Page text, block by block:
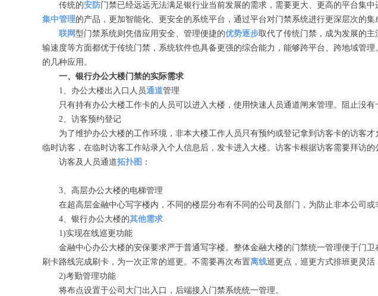
传统的安防门禁已经远远无法满足银行业当前发展的需求，需要更大、更高的平台集
集中管理的产品，更加智能化、更安全的系统平台，通过平台对门禁系统进行更深层次的集
联网型门禁系统则凭借应用安全、管理便捷的优势逐步取代了传统门禁，成为发展的
输速度等方面都优于传统门禁，系统软件也具备更强的综合能力，能够跨平台、跨地域管
的几种应用。
一、银行办公大楼门禁的实际需求
1、办公大楼出入口人员通道管理
只有持有办公大楼工作卡的人员可以进入大楼，使用快速人员通道闸来管理。阻止没有
2、访客预约登记
为了维护办公大楼的工作环境，非本大楼工作人员只有预约或登记拿到访客卡的访客才
临时访客，在临时访客工作站录入个人信息后，发卡进入大楼。访客卡根据访客需要拜访的
访客及人员通道拓扑图 ：
3、高层办公大楼的电梯管理
在超高层金融中心写字楼内，不同的楼层分布有不同的公司及部门，为防止非本公司或
4、银行办公大楼的其他需求
1)实现在线巡更功能
金融中心办公大楼的安保要求严于普通写字楼。整体金融大楼的门禁统一管理便于门卫
刷卡路线完成刷卡，为一次正常的巡更。不需要再次布置离线巡更点，巡更方式排班更灵活
2)考勤管理功能
将布点设置于公司大门出入口，后端接入门禁系统统一管理。